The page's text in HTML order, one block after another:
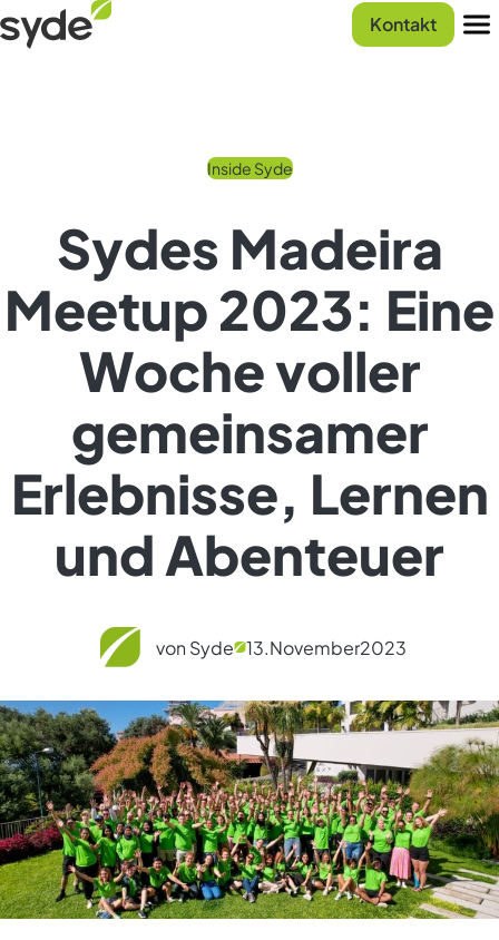
Zum
Inhalt
Syde
Startseite
Kontakt
Inside Syde
Sydes Madeira
Meetup 2023: Eine
Woche voller
gemeinsamer
Erlebnisse, Lernen
und Abenteuer
von Syde 13.November2023